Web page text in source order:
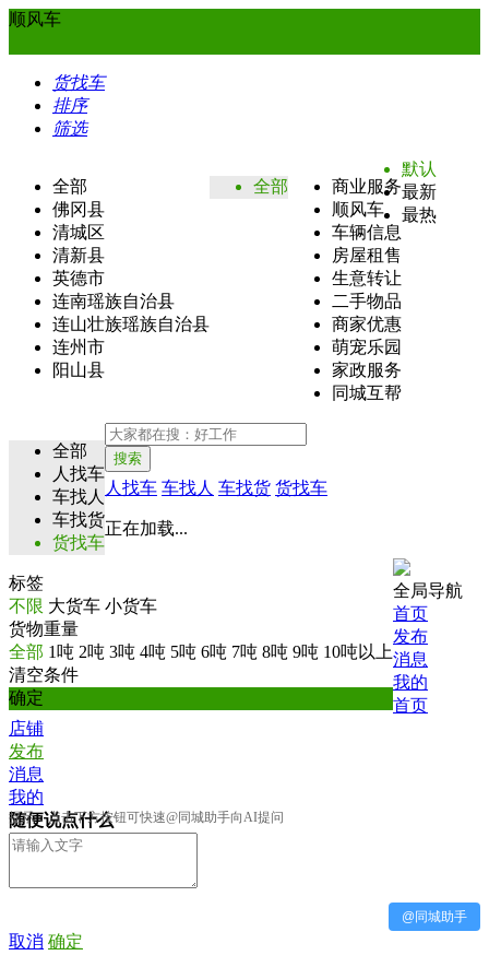
顺风车
货找车
排序
筛选
全部
佛冈县
清城区
清新县
英德市
连南瑶族自治县
连山壮族瑶族自治县
连州市
阳山县
全部
商业服务
顺风车
车辆信息
房屋租售
生意转让
二手物品
商家优惠
萌宠乐园
家政服务
同城互帮
全部
人找车
车找人
车找货
货找车
默认
最新
最热
标签
不限 大货车 小货车
货物重量
全部 1吨 2吨 3吨 4吨 5吨 6吨 7吨 8吨 9吨 10吨以上
清空条件
确定
搜索
人找车 车找人 车找货 货找车
正在加载...
全局导航
首页
发布
消息
我的
首页
店铺
发布
消息
我的
随便说点什么
提示：点击下方按钮可快速@同城助手向AI提问
@同城助手
取消 确定